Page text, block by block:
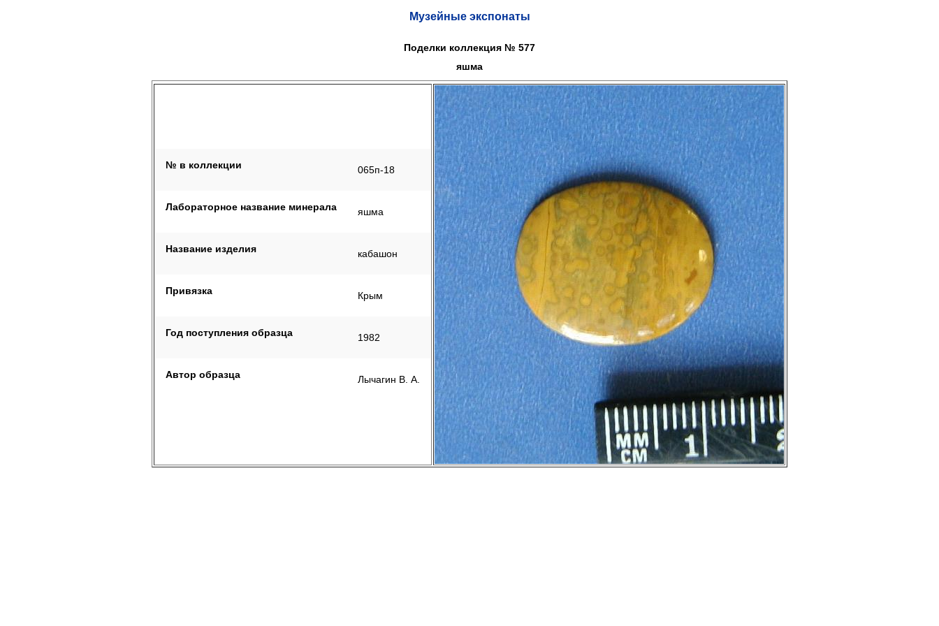
Музейные экспонаты
Поделки коллекция № 577
яшма
№ в коллекции 065п-18
Лабораторное название минерала яшма
Название изделия кабашон
Привязка Крым
Год поступления образца 1982
Автор образца Лычагин В. А.